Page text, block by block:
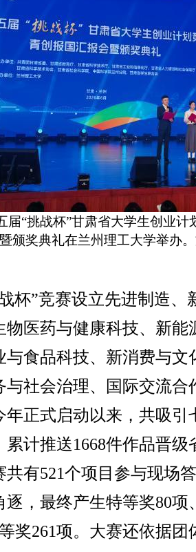
届“挑战杯”甘肃省大学生创业计
颁奖典礼在兰州理工大学举办
”竞赛设立先进制造、
物医药与健康科技、新能
与食品科技、新消费与文
与社会治理、国际交流合
年正式启动以来，共吸引
累计推送1668件作品晋级
共有521个项目参与现场
逐，最终产生特等奖80项
奖261项。大赛还依据团